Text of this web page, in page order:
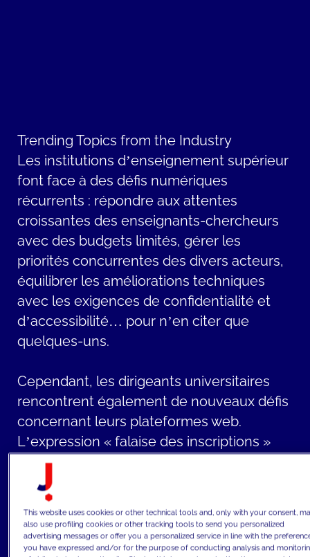
Trending Topics from the Industry
Les institutions d’enseignement supérieur
font face à des défis numériques
récurrents : répondre aux attentes
croissantes des enseignants-chercheurs
avec des budgets limités, gérer les
priorités concurrentes des divers acteurs,
équilibrer les améliorations techniques
avec les exigences de confidentialité et
d’accessibilité… pour n’en citer que
quelques-uns.
Cependant, les dirigeants universitaires
rencontrent également de nouveaux défis
concernant leurs plateformes web.
L’expression « falaise des inscriptions »
est bien connue dans le milieu
académique. Avec de nombreuses
institutions à peine remises de la
pandémie et une baisse attendue du
nombre d’étudiants en âge universitaire
This website uses cookies or other technical tools and, only with your consent,
also use profiling cookies or other tracking tools to send you personalized
advertising messages or offer you a personalized service in line with the
you have expressed and/or for the purpose of conducting analysis and